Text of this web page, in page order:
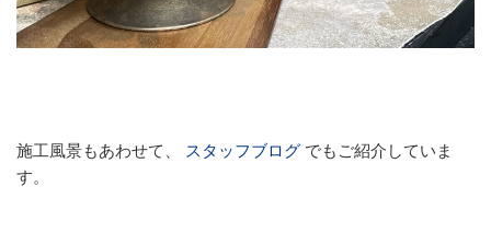
施工風景もあわせて、 スタッフブログ でもご紹介していま
す。